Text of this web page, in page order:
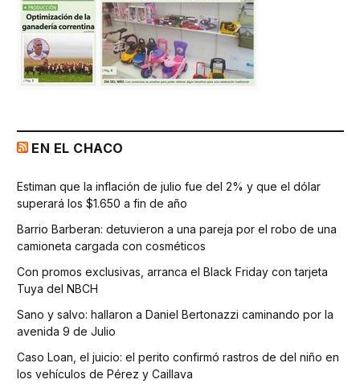
EN EL CHACO
Estiman que la inflación de julio fue del 2% y que el dólar
superará los $1.650 a fin de año
Barrio Barberan: detuvieron a una pareja por el robo de una
camioneta cargada con cosméticos
Con promos exclusivas, arranca el Black Friday con tarjeta
Tuya del NBCH
Sano y salvo: hallaron a Daniel Bertonazzi caminando por la
avenida 9 de Julio
Caso Loan, el juicio: el perito confirmó rastros de del niño en
los vehículos de Pérez y Caillava